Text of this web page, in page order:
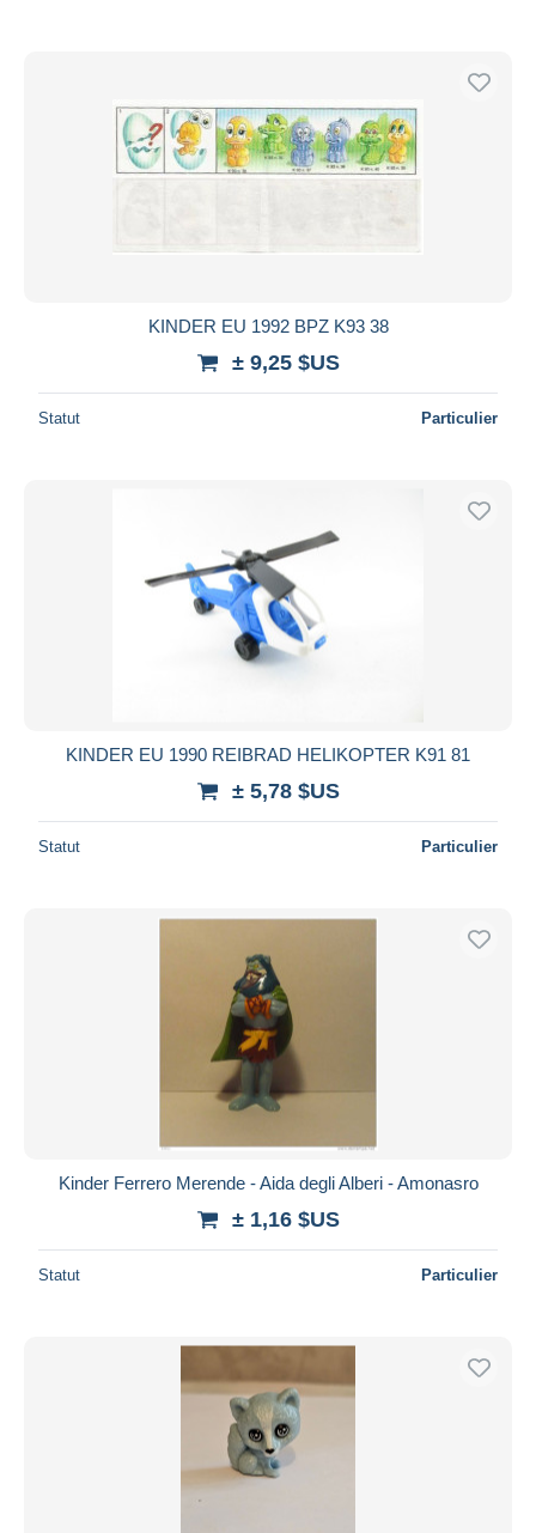
KINDER EU 1992 BPZ K93 38
± 9,25 $US
Statut Particulier
KINDER EU 1990 REIBRAD HELIKOPTER K91 81
± 5,78 $US
Statut Particulier
Kinder Ferrero Merende - Aida degli Alberi - Amonasro
± 1,16 $US
Statut Particulier